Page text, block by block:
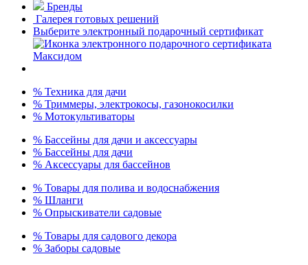
Бренды
Галерея готовых решений
Выберите электронный подарочный сертификат
% Техника для дачи
% Триммеры, электрокосы, газонокосилки
% Мотокультиваторы
% Бассейны для дачи и аксессуары
% Бассейны для дачи
% Аксессуары для бассейнов
% Товары для полива и водоснабжения
% Шланги
% Опрыскиватели садовые
% Товары для садового декора
% Заборы садовые